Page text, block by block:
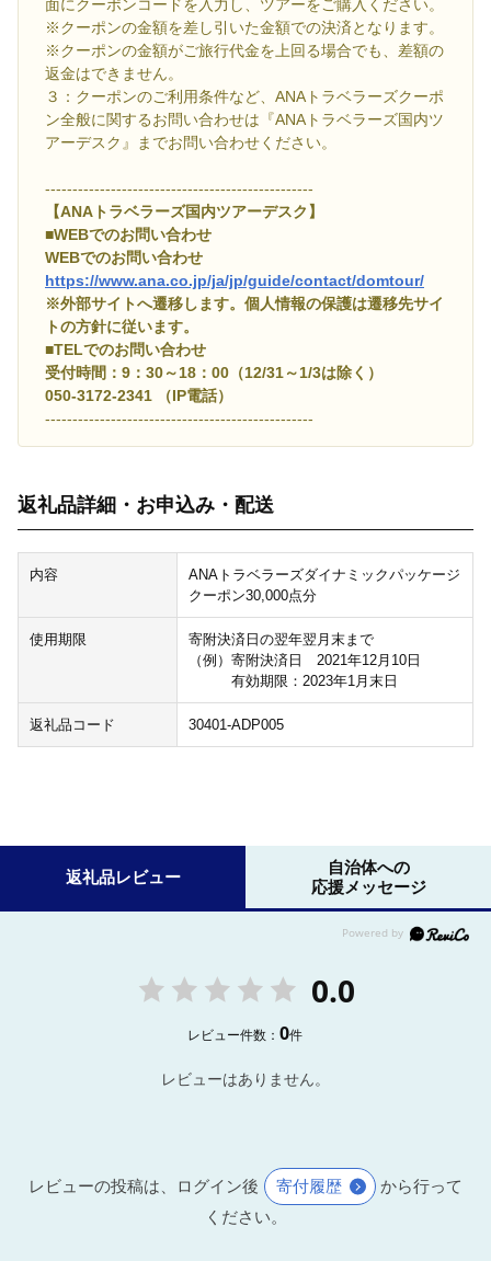
面にクーポンコードを入力し、ツアーをご購入ください。
※クーポンの金額を差し引いた金額での決済となります。
※クーポンの金額がご旅行代金を上回る場合でも、差額の
返金はできません。
３：クーポンのご利用条件など、ANAトラベラーズクーポ
ン全般に関するお問い合わせは『ANAトラベラーズ国内ツ
アーデスク』までお問い合わせください。
-------------------------------------------------
【ANAトラベラーズ国内ツアーデスク】
■WEBでのお問い合わせ
WEBでのお問い合わせ
https://www.ana.co.jp/ja/jp/guide/contact/domtour/
※外部サイトへ遷移します。個人情報の保護は遷移先サイ
トの方針に従います。
■TELでのお問い合わせ
受付時間：9：30～18：00（12/31～1/3は除く）
050-3172-2341 （IP電話）
-------------------------------------------------
返礼品詳細・お申込み・配送
内容
ANAトラベラーズダイナミックパッケージ
クーポン30,000点分
使用期限
寄附決済日の翌年翌月末まで
（例）寄附決済日 2021年12月10日
有効期限：2023年1月末日
返礼品コード 30401-ADP005
返礼品レビュー
自治体への
応援メッセージ
0.0
レビュー件数：0件
レビューはありません。
レビューの投稿は、ログイン後 寄付履歴
から行って
ください。